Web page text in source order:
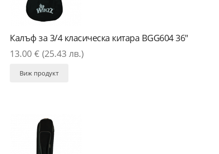
Калъф за 3/4 класическа китара BGG604 36"
13.00 € (25.43 лв.)
Виж продукт